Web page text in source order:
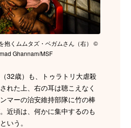
抱くムムタズ・ベガムさん（右） ©
Ghannam/MSF
32歳）も、トゥラトリ大虐殺
れた上、右の耳は聴こえなく
マーの治安維持部隊に竹の棒
近頃は、何かに集中するのも
いう。